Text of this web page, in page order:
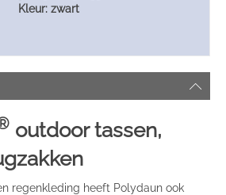
Kleur: zwart
outdoor tassen,
regenkleding heeft Polydaun ook